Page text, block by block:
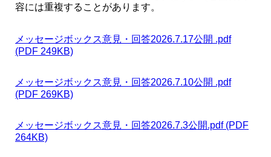
フロアマップ
容には重複することがあります。
メッセージボックス意見・回答2026.7.17公開 .pdf
(PDF 249KB)
メッセージボックス意見・回答2026.7.10公開 .pdf
(PDF 269KB)
メッセージボックス意見・回答2026.7.3公開.pdf (PDF
264KB)